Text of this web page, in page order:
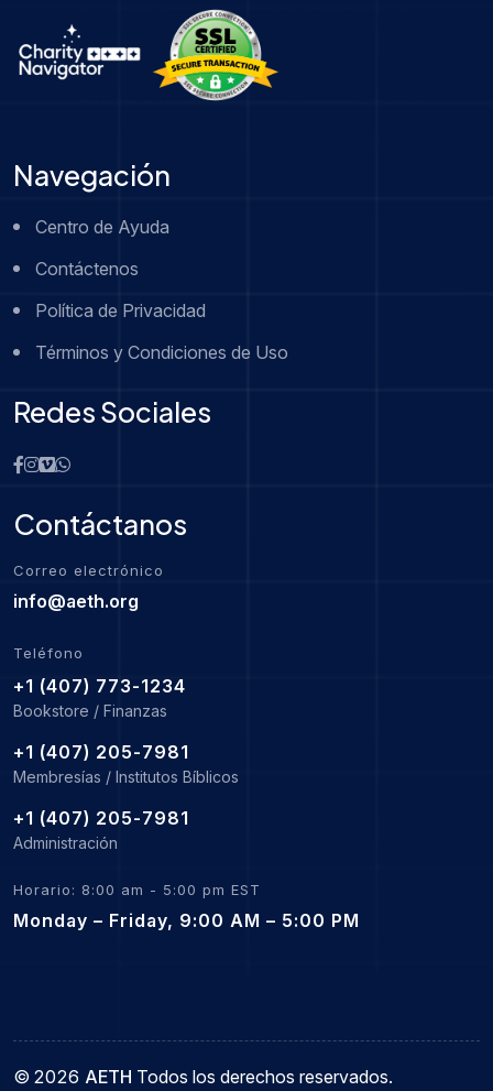
Navegación
Centro de Ayuda
Contáctenos
Política de Privacidad
Términos y Condiciones de Uso
Redes Sociales
Contáctanos
Correo electrónico
info@aeth.org
Teléfono
+1 (407) 773-1234
Bookstore / Finanzas
+1 (407) 205-7981
Membresías / Institutos Bíblicos
+1 (407) 205-7981
Administración
Horario: 8:00 am - 5:00 pm EST
Monday – Friday, 9:00 AM – 5:00 PM
© 2026 AETH Todos los derechos reservados.